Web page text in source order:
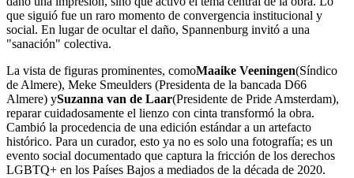
que siguió fue un raro momento de convergencia institucional y
social. En lugar de ocultar el daño, Spannenburg invitó a una
"sanación" colectiva.
La vista de figuras prominentes, comoMaaike Veeningen(Síndico
de Almere), Meke Smeulders (Presidenta de la bancada D66
Almere) ySuzanna van de Laar(Presidente de Pride Amsterdam),
reparar cuidadosamente el lienzo con cinta transformó la obra.
Cambió la procedencia de una edición estándar a un artefacto
histórico. Para un curador, esto ya no es solo una fotografía; es un
evento social documentado que captura la fricción de los derechos
LGBTQ+ en los Países Bajos a mediados de la década de 2020.